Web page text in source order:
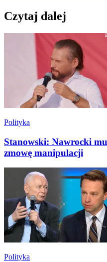
Czytaj dalej
Polityka
Stanowski: Nawrocki
zmowę manipulacji
Polityka